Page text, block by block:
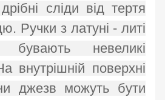
сліди від тертя
Ручки з латуні - литі
невеликі
внутрішній поверхні
джезв можуть бути